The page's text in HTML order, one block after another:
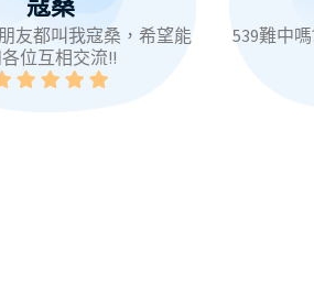
友都叫我寇桑，希望能
位互相交流!!
539難中